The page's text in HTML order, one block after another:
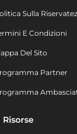
Sulla
E Condizioni
Del Sito
Partner
Risorse